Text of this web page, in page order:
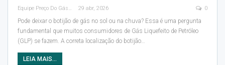
Equipe Preço Do Gás 29 abr, 2026 0
Pode deixar o botijão de gás no sol ou na chuva? Essa é uma pergunta
fundamental que muitos consumidores de Gás Liquefeito de Petróleo
(GLP) se fazem. A correta localização do botijão…
LEIA MAIS...